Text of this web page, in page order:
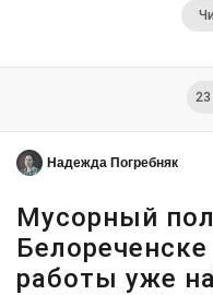
23
Надежда Погребняк
Мусорный
работы уже